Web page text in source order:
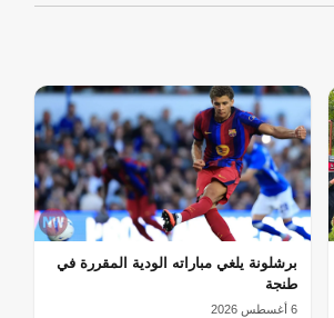
برشلونة يلغي مباراته الودية المقررة في
طنجة
6 أغسطس 2026